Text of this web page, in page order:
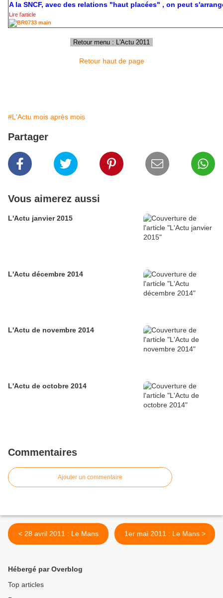
A la SNCF, avec des relations "haut placées" , on peut
Lire l'article
Retour haut de page
#L'Actu mois après mois
Partager
Vous aimerez aussi
L'Actu janvier 2015
L'Actu décembre 2014
L'Actu de novembre 2014
L'Actu de octobre 2014
Commentaires
Ajouter un commentaire
< 28 avril 2011 : Le Mans 1er mai 2011 : Le Mans >
Hébergé par Overblog
Top articles